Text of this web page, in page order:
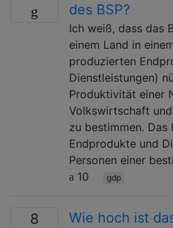
des BSP?
Ich weiß, dass das
einem Land in
produzierten
Dienstleistungen)
Produktivität einer
Volkswirtschaft
zu bestimmen. Das
Endprodukte und
Personen einer
10
gdp
8
Wie hoch ist